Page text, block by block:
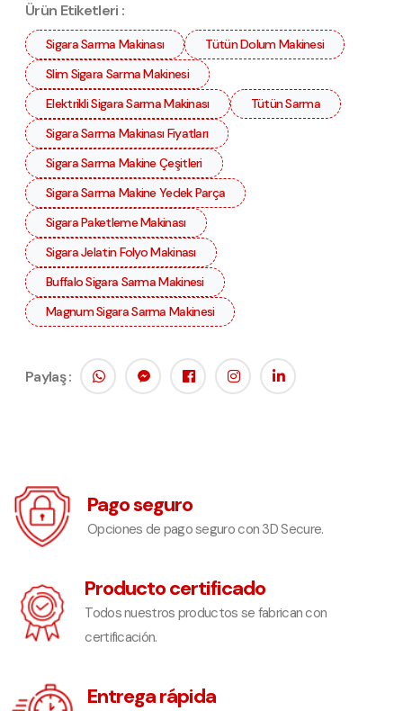
Ürün Etiketleri :
Sigara Sarma Makinası
Tütün Dolum Makinesi
Slim Sigara Sarma Makinesi
Elektrikli Sigara Sarma Makinası
Tütün Sarma
Sigara Sarma Makinası Fiyatları
Sigara Sarma Makine Çeşitleri
Sigara Sarma Makine Yedek Parça
Sigara Paketleme Makinası
Sigara Jelatin Folyo Makinası
Buffalo Sigara Sarma Makinesi
Magnum Sigara Sarma Makinesi
Paylaş :
Pago seguro
Opciones de pago seguro con 3D Secure.
Producto certificado
Todos nuestros productos se fabrican con
certificación.
Entrega rápida